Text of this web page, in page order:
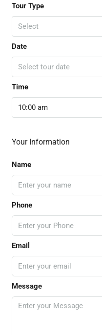
Tour Type
Select
Date
Select tour date
Time
10:00 am
Your Information
Name
Phone
Email
Message